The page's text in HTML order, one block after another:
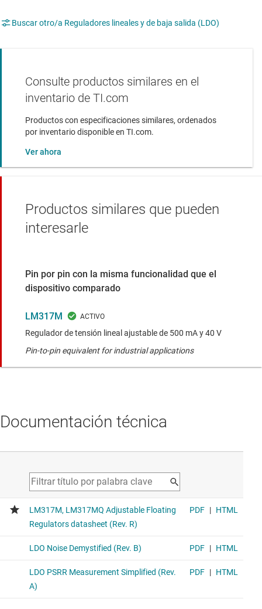
Buscar otro/a Reguladores lineales y de baja salida (LDO)
Consulte productos similares en el
inventario de TI.com
Productos con especificaciones similares, ordenados
por inventario disponible en TI.com.
Ver ahora
Productos similares que pueden
interesarle
Pin por pin con la misma funcionalidad que el
dispositivo comparado
LM317M
Regulador de tensión lineal ajustable de 500 mA y 40 V
Pin-to-pin equivalent for industrial applications
Documentación técnica